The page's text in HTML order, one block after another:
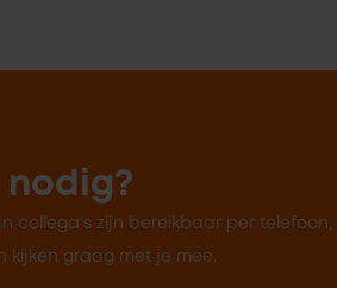
nodig?
collega's zijn bereikbaar per telefoon,
kijken graag met je mee.